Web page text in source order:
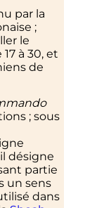
par la
;
le
à 30, et
de
; sous
il désigne
partie
un sens
dans